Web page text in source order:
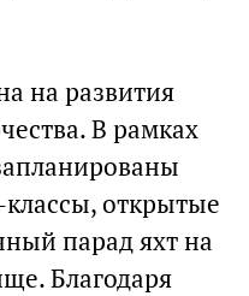
на развития
В рамках
открытые
парад яхт на
Благодаря